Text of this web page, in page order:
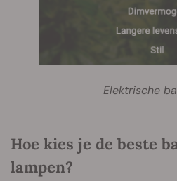
Elektrische
Hoe kies je de beste
lampen?